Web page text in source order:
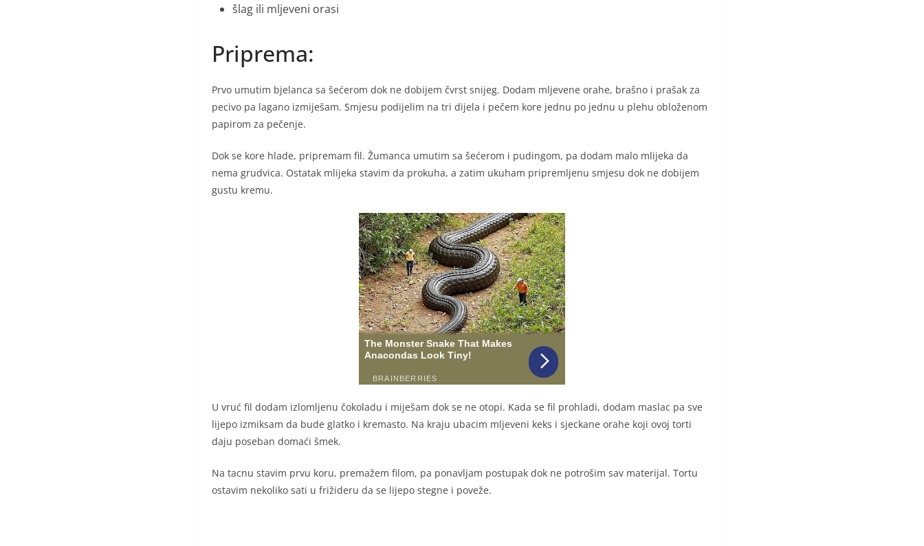
šlag ili mljeveni orasi
Priprema:
Prvo umutim bjelanca sa šećerom dok ne dobijem čvrst snijeg. Dodam mljevene orahe, brašno i prašak za
pecivo pa lagano izmiješam. Smjesu podijelim na tri dijela i pečem kore jednu po jednu u plehu obloženom
papirom za pečenje.
Dok se kore hlade, pripremam fil. Žumanca umutim sa šećerom i pudingom, pa dodam malo mlijeka da
nema grudvica. Ostatak mlijeka stavim da prokuha, a zatim ukuham pripremljenu smjesu dok ne dobijem
gustu kremu.
U vruć fil dodam izlomljenu čokoladu i miješam dok se ne otopi. Kada se fil prohladi, dodam maslac pa sve
lijepo izmiksam da bude glatko i kremasto. Na kraju ubacim mljeveni keks i sjeckane orahe koji ovoj torti
daju poseban domaći šmek.
Na tacnu stavim prvu koru, premažem filom, pa ponavljam postupak dok ne potrošim sav materijal. Tortu
ostavim nekoliko sati u frižideru da se lijepo stegne i poveže.